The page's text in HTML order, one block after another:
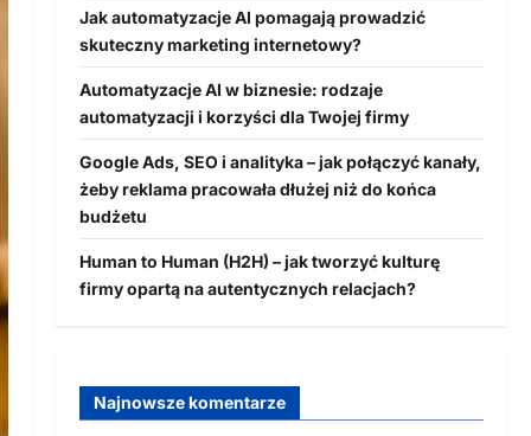
Jak automatyzacje AI pomagają prowadzić
skuteczny marketing internetowy?
Automatyzacje AI w biznesie: rodzaje
automatyzacji i korzyści dla Twojej firmy
Google Ads, SEO i analityka – jak połączyć kanały,
żeby reklama pracowała dłużej niż do końca
budżetu
Human to Human (H2H) – jak tworzyć kulturę
firmy opartą na autentycznych relacjach?
Najnowsze komentarze